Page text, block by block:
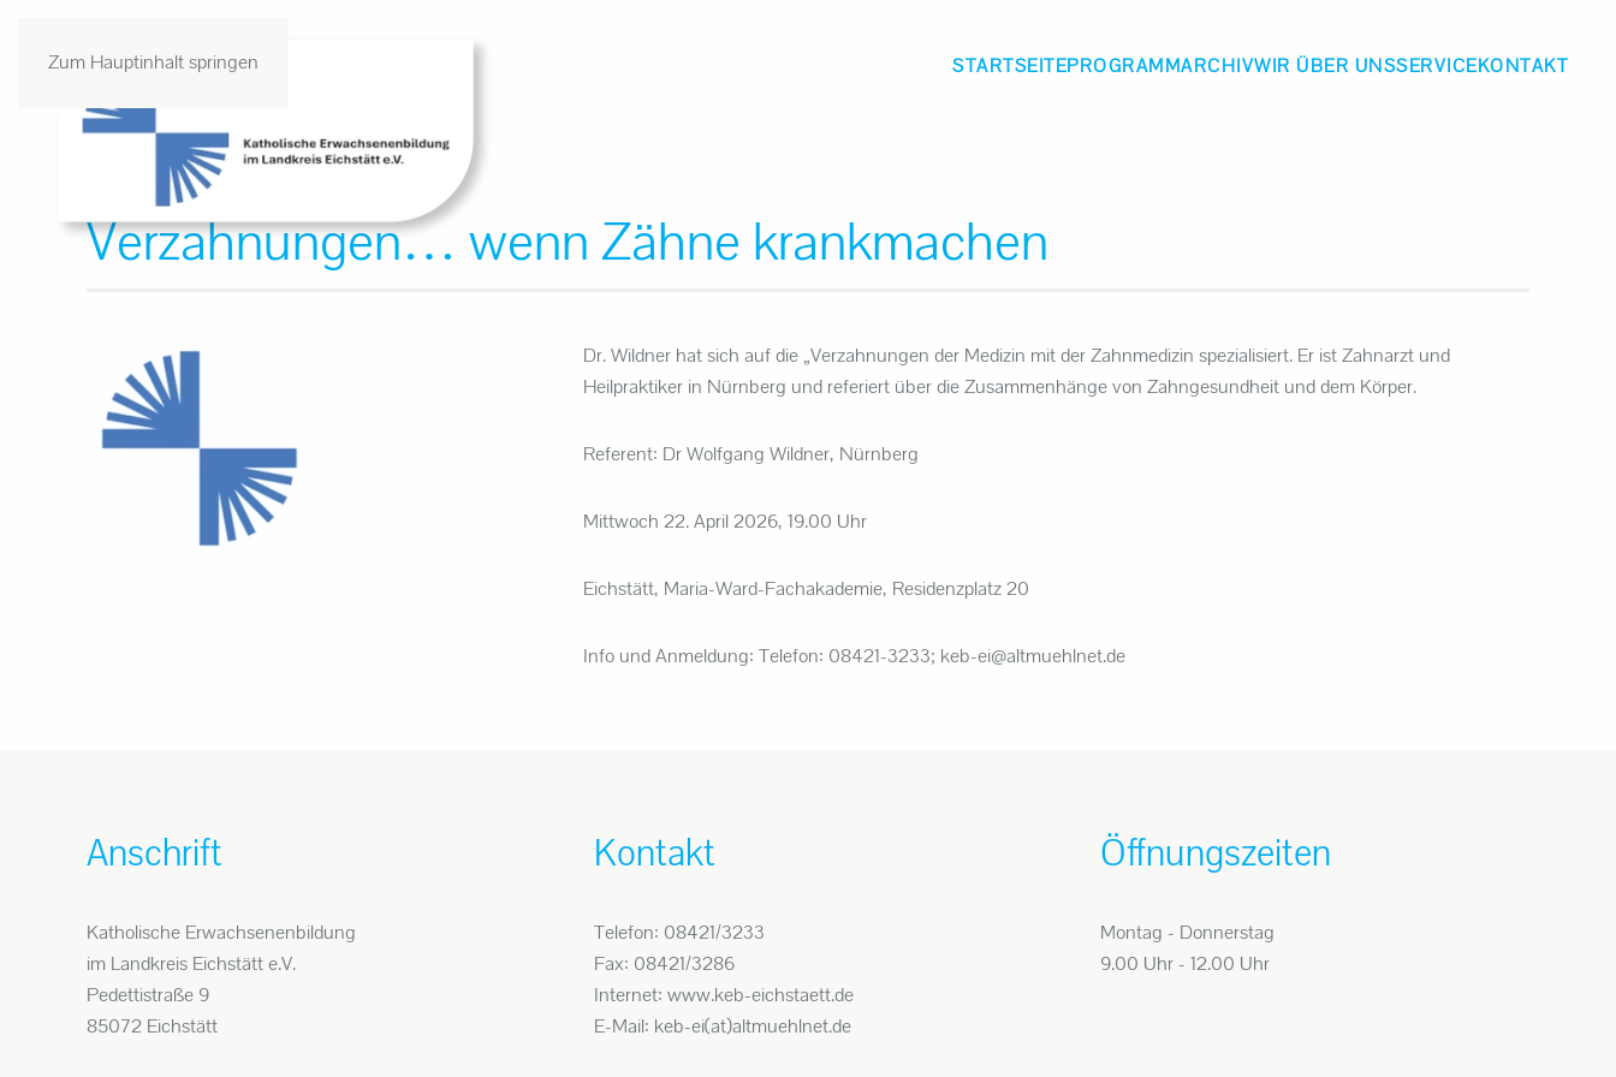
Zum Hauptinhalt springen STARTSEITEPROGRAMMARCHIVWIR ÜBER UNSSERVICEKONTAKT
Verzahnungen… wenn Zähne krankmachen
Dr. Wildner hat sich auf die „Verzahnungen der Medizin mit der Zahnmedizin spezialisiert. Er ist Zahnarzt und
Heilpraktiker in Nürnberg und referiert über die Zusammenhänge von Zahngesundheit und dem Körper.
Referent: Dr Wolfgang Wildner, Nürnberg
Mittwoch 22. April 2026, 19.00 Uhr
Eichstätt, Maria-Ward-Fachakademie, Residenzplatz 20
Info und Anmeldung:Telefon: 08421-3233; keb-ei@altmuehlnet.de
Anschrift
Katholische Erwachsenenbildung
im Landkreis Eichstätt e.V.
Pedettistraße 9
85072 Eichstätt
Kontakt
Telefon: 08421/3233
Fax: 08421/3286
Internet: www.keb-eichstaett.de
E-Mail: keb-ei(at)altmuehlnet.de
Öffnungszeiten
Montag - Donnerstag
9.00 Uhr - 12.00 Uhr